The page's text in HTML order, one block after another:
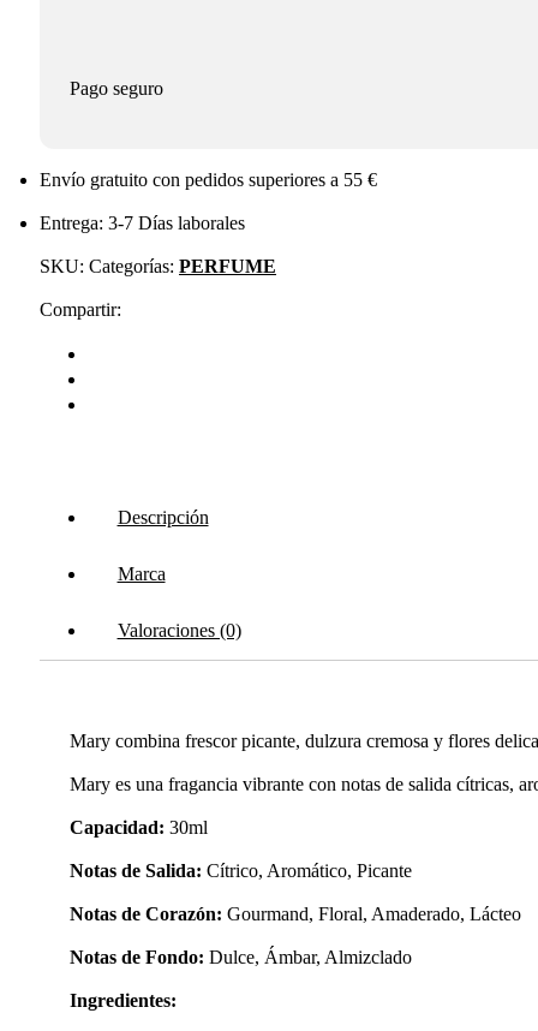
Pago seguro
Envío gratuito con pedidos superiores a 55 €
Entrega: 3-7 Días laborales
SKU: Categorías: PERFUME
Compartir:
Descripción
Marca
Valoraciones (0)
Mary combina frescor picante, dulzura cremosa y flores
Mary es una fragancia vibrante con notas de salida cítricas,
Capacidad: 30ml
Notas de Salida: Cítrico, Aromático, Picante
Notas de Corazón: Gourmand, Floral, Amaderado, Lácteo
Notas de Fondo: Dulce, Ámbar, Almizclado
Ingredientes: